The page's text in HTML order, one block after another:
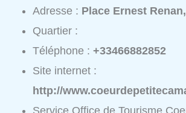
Adresse : Place Ernest
Quartier :
Téléphone :+33466882852
Site internet :
http://